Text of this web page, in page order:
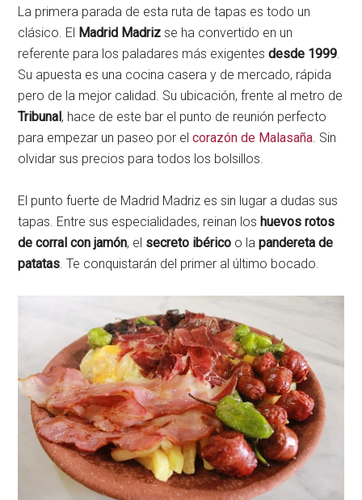
La primera parada de esta ruta de tapas es todo un
clásico. El Madrid Madriz se ha convertido en un
referente para los paladares más exigentesdesde 1999.
Su apuesta es una cocina casera y de mercado, rápida
pero de la mejor calidad. Su ubicación, frente al metro de
Tribunal, hace de este bar el punto de reunión perfecto
para empezar un paseo por elcorazón de Malasaña. Sin
olvidar sus precios para todos los bolsillos.
El punto fuerte de Madrid Madriz es sin lugar a dudas sus
tapas. Entre sus especialidades, reinan loshuevos rotos
de corral con jamón, el secreto ibérico o lapandereta de
patatas. Te conquistarán del primer al último bocado.